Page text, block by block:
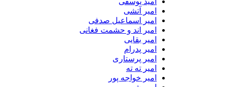
امیر آتشی
امیر اسماعیل صدفی
امیر اند و حشمت فغانی
امیر بقایی
امیر پدرام
امیر پرستاری
امیر ته ته
امیر خواجه پور